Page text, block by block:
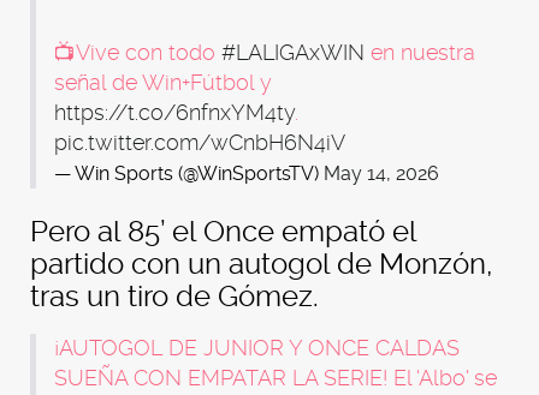
📺Vive con todo #LALIGAxWIN en nuestra
señal de Win+Fútbol y
https://t.co/6nfnxYM4ty.
pic.twitter.com/wCnbH6N4iV
— Win Sports (@WinSportsTV) May 14, 2026
Pero al 85’ el Once empató el
partido con un autogol de Monzón,
tras un tiro de Gómez.
¡AUTOGOL DE JUNIOR Y ONCE CALDAS
SUEÑA CON EMPATAR LA SERIE! El 'Albo' se